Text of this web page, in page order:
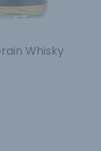
Whisky